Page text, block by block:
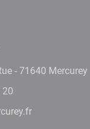
- 71640 Mercurey
30